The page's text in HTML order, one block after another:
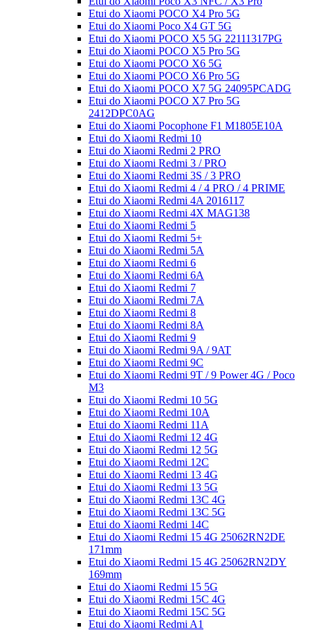
Etui do Xiaomi POCO X4 Pro 5G
Etui do Xiaomi Poco X4 GT 5G
Etui do Xiaomi POCO X5 5G 22111317PG
Etui do Xiaomi POCO X5 Pro 5G
Etui do Xiaomi POCO X6 5G
Etui do Xiaomi POCO X6 Pro 5G
Etui do Xiaomi POCO X7 5G 24095PCADG
Etui do Xiaomi POCO X7 Pro 5G
2412DPC0AG
Etui do Xiaomi Pocophone F1 M1805E10A
Etui do Xiaomi Redmi 10
Etui do Xiaomi Redmi 2 PRO
Etui do Xiaomi Redmi 3 / PRO
Etui do Xiaomi Redmi 3S / 3 PRO
Etui do Xiaomi Redmi 4 / 4 PRO / 4 PRIME
Etui do Xiaomi Redmi 4A 2016117
Etui do Xiaomi Redmi 4X MAG138
Etui do Xiaomi Redmi 5
Etui do Xiaomi Redmi 5+
Etui do Xiaomi Redmi 5A
Etui do Xiaomi Redmi 6
Etui do Xiaomi Redmi 6A
Etui do Xiaomi Redmi 7
Etui do Xiaomi Redmi 7A
Etui do Xiaomi Redmi 8
Etui do Xiaomi Redmi 8A
Etui do Xiaomi Redmi 9
Etui do Xiaomi Redmi 9A / 9AT
Etui do Xiaomi Redmi 9C
Etui do Xiaomi Redmi 9T / 9 Power 4G / Poco
M3
Etui do Xiaomi Redmi 10 5G
Etui do Xiaomi Redmi 10A
Etui do Xiaomi Redmi 11A
Etui do Xiaomi Redmi 12 4G
Etui do Xiaomi Redmi 12 5G
Etui do Xiaomi Redmi 12C
Etui do Xiaomi Redmi 13 4G
Etui do Xiaomi Redmi 13 5G
Etui do Xiaomi Redmi 13C 4G
Etui do Xiaomi Redmi 13C 5G
Etui do Xiaomi Redmi 14C
Etui do Xiaomi Redmi 15 4G 25062RN2DE
171mm
Etui do Xiaomi Redmi 15 4G 25062RN2DY
169mm
Etui do Xiaomi Redmi 15 5G
Etui do Xiaomi Redmi 15C 4G
Etui do Xiaomi Redmi 15C 5G
Etui do Xiaomi Redmi A1